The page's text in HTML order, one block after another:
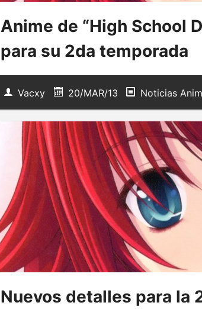
Anime de “High School
para su 2da temporada
Vacxy 20/MAR/13 Noticias
Nuevos detalles para la